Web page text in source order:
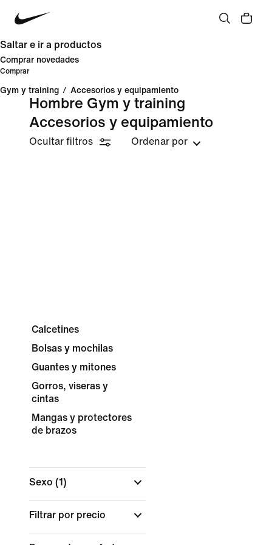
Saltar e ir a productos
Comprar novedades
Comprar
Gym y training / Accesorios y equipamiento
Hombre Gym y training
Accesorios y equipamiento
Ocultar filtros Ordenar por
Calcetines
Bolsas y mochilas
Guantes y mitones
Gorros, viseras y
cintas
Mangas y protectores
de brazos
Sexo (1)
Filtrar por precio